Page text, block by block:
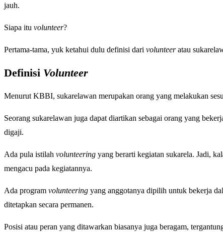
jauh.
Siapa itu volunteer?
Pertama-tama, yuk ketahui dulu definisi dari volunteeratau
Definisi Volunteer
Menurut KBBI, sukarelawan merupakan orang yang melakukan
Seorang sukarelawan juga dapat diartikan sebagai orang yang
digaji.
Ada pula istilah volunteering yang berarti kegiatan sukarela. Jadi,
mengacu pada kegiatannya.
Ada program volunteering yang anggotanya dipilih untuk bekerja
ditetapkan secara permanen.
Posisi atau peran yang ditawarkan biasanya juga beragam,